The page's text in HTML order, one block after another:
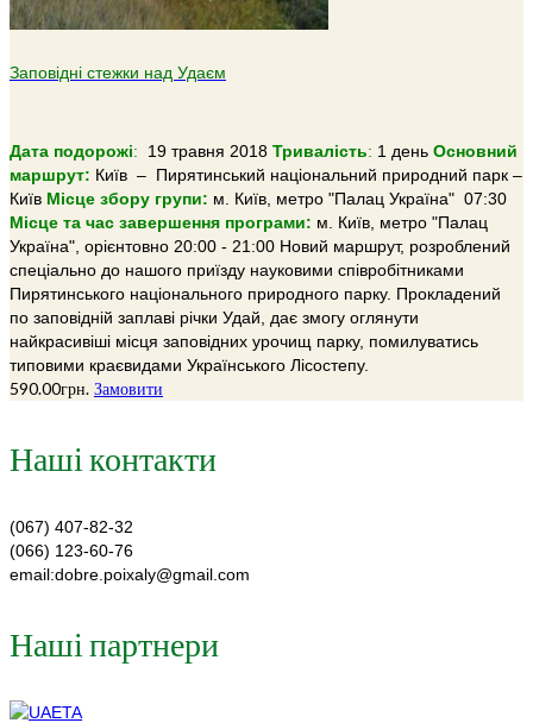
Заповідні стежки над Удаєм
Дата подорожі: 19 травня 2018 Тривалiсть: 1 день Основний
маршрут: Київ – Пирятинський національний природний парк –
Київ Місце збору групи: м. Київ, метро "Палац Україна" 07:30
Місце та час завершення програми: м. Київ, метро "Палац
Україна", орієнтовно 20:00 - 21:00 Новий маршрут, розроблений
спеціально до нашого приїзду науковими співробітниками
Пирятинського національного природного парку. Прокладений
по заповідній заплаві річки Удай, дає змогу оглянути
найкрасивіші місця заповідних урочищ парку, помилуватись
типовими краєвидами Українського Лісостепу.
590.00грн. Замовити
Наші контакти
(067) 407-82-32
(066) 123-60-76
email:dobre.poixaly@gmail.com
Наші партнери